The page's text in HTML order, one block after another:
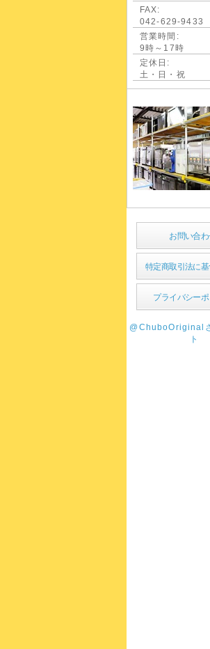
FAX:
042-629-9433
営業時間:
9時～17時
定休日:
土・日・祝
お問い合
特定商取引法に
プライバシー
@ChuboOriginal
ト